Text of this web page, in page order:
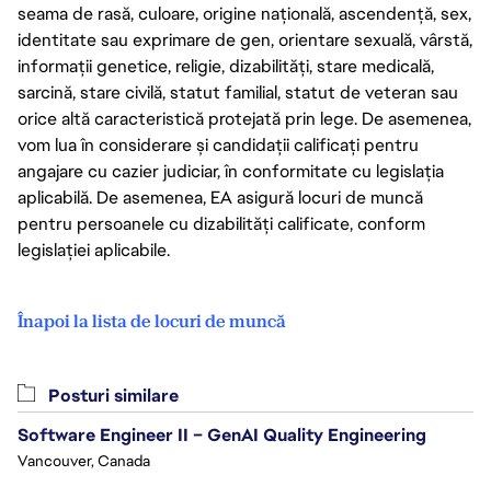
seama de rasă, culoare, origine națională, ascendență, sex,
identitate sau exprimare de gen, orientare sexuală, vârstă,
informații genetice, religie, dizabilități, stare medicală,
sarcină, stare civilă, statut familial, statut de veteran sau
orice altă caracteristică protejată prin lege. De asemenea,
vom lua în considerare și candidații calificați pentru
angajare cu cazier judiciar, în conformitate cu legislația
aplicabilă. De asemenea, EA asigură locuri de muncă
pentru persoanele cu dizabilități calificate, conform
legislației aplicabile.
Înapoi la lista de locuri de muncă
Posturi similare
Software Engineer II – GenAI Quality Engineering
Vancouver, Canada